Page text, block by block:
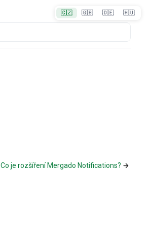
Co je rozšíření Mergado Notifications?
🇨🇿 🇬🇧 🇩🇪 🇭🇺